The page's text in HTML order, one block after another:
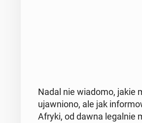
Nadal nie wiadomo, jakie
ujaw­nio­no, ale jak
Afryki, od dawna le­gal­nie